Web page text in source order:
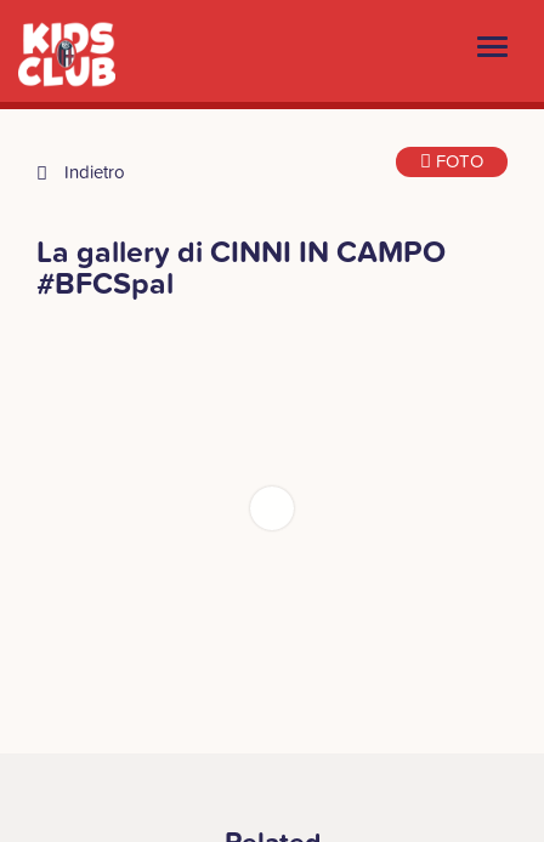
Indietro FOTO
La gallery di CINNI IN CAMPO
#BFCSpal